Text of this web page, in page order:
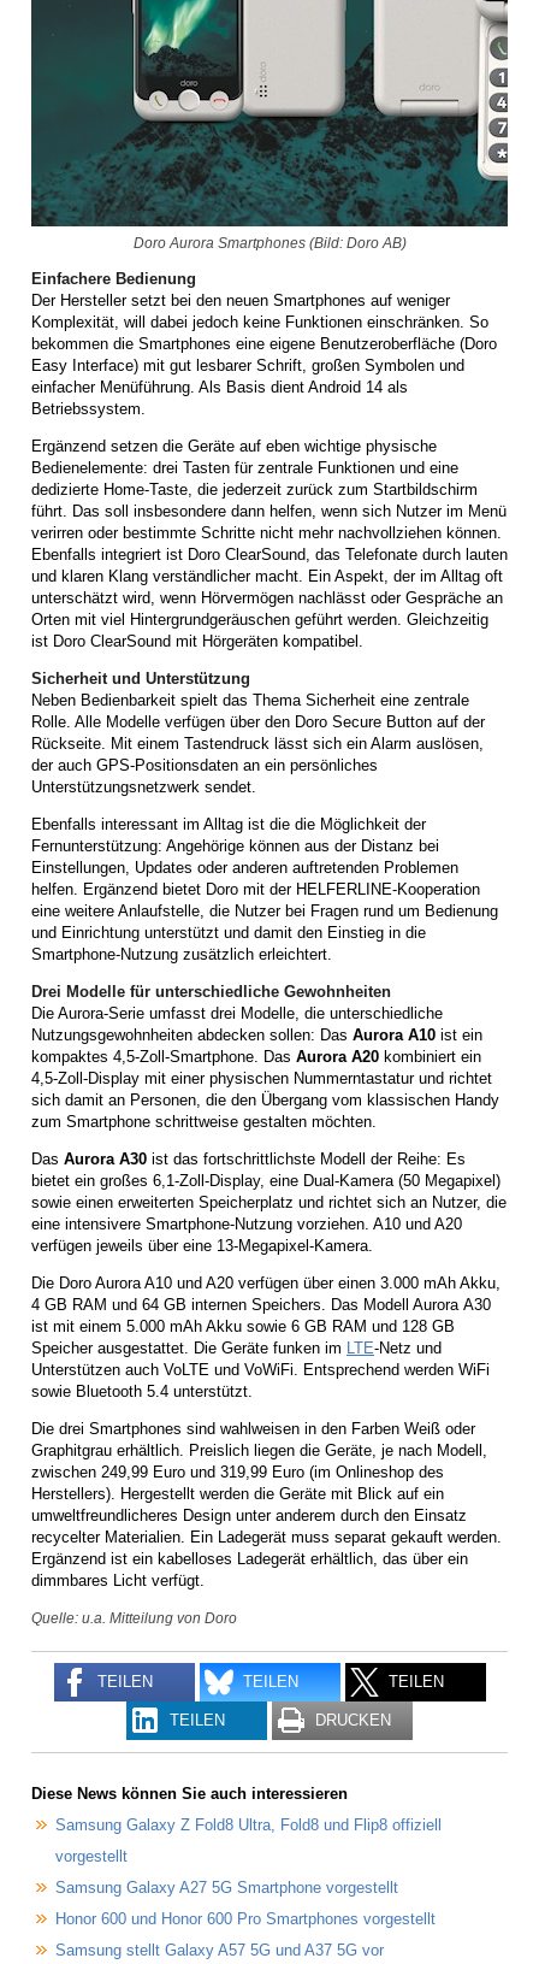
Doro Aurora Smartphones (Bild: Doro AB)
Einfachere Bedienung
Der Hersteller setzt bei den neuen Smartphones auf weniger
Komplexität, will dabei jedoch keine Funktionen einschränken. So
bekommen die Smartphones eine eigene Benutzeroberfläche (Doro
Easy Interface) mit gut lesbarer Schrift, großen Symbolen und
einfacher Menüführung. Als Basis dient Android 14 als
Betriebssystem.
Ergänzend setzen die Geräte auf eben wichtige physische
Bedienelemente: drei Tasten für zentrale Funktionen und eine
dedizierte Home-Taste, die jederzeit zurück zum Startbildschirm
führt. Das soll insbesondere dann helfen, wenn sich Nutzer im Menü
verirren oder bestimmte Schritte nicht mehr nachvollziehen können.
Ebenfalls integriert ist Doro ClearSound, das Telefonate durch lauten
und klaren Klang verständlicher macht. Ein Aspekt, der im Alltag oft
unterschätzt wird, wenn Hörvermögen nachlässt oder Gespräche an
Orten mit viel Hintergrundgeräuschen geführt werden. Gleichzeitig
ist Doro ClearSound mit Hörgeräten kompatibel.
Sicherheit und Unterstützung
Neben Bedienbarkeit spielt das Thema Sicherheit eine zentrale
Rolle. Alle Modelle verfügen über den Doro Secure Button auf der
Rückseite. Mit einem Tastendruck lässt sich ein Alarm auslösen,
der auch GPS-Positionsdaten an ein persönliches
Unterstützungsnetzwerk sendet.
Ebenfalls interessant im Alltag ist die die Möglichkeit der
Fernunterstützung: Angehörige können aus der Distanz bei
Einstellungen, Updates oder anderen auftretenden Problemen
helfen. Ergänzend bietet Doro mit der HELFERLINE-Kooperation
eine weitere Anlaufstelle, die Nutzer bei Fragen rund um Bedienung
und Einrichtung unterstützt und damit den Einstieg in die
Smartphone-Nutzung zusätzlich erleichtert.
Drei Modelle für unterschiedliche Gewohnheiten
Die Aurora-Serie umfasst drei Modelle, die unterschiedliche
Nutzungsgewohnheiten abdecken sollen: Das Aurora A10 ist ein
kompaktes 4,5-Zoll-Smartphone. Das Aurora A20 kombiniert ein
4,5-Zoll-Display mit einer physischen Nummerntastatur und richtet
sich damit an Personen, die den Übergang vom klassischen Handy
zum Smartphone schrittweise gestalten möchten.
Das Aurora A30 ist das fortschrittlichste Modell der Reihe: Es
bietet ein großes 6,1-Zoll-Display, eine Dual-Kamera (50 Megapixel)
sowie einen erweiterten Speicherplatz und richtet sich an Nutzer, die
eine intensivere Smartphone-Nutzung vorziehen. A10 und A20
verfügen jeweils über eine 13-Megapixel-Kamera.
Die Doro Aurora A10 und A20 verfügen über einen 3.000 mAh Akku,
4 GB RAM und 64 GB internen Speichers. Das Modell Aurora A30
ist mit einem 5.000 mAh Akku sowie 6 GB RAM und 128 GB
Speicher ausgestattet. Die Geräte funken im LTE-Netz und
Unterstützen auch VoLTE und VoWiFi. Entsprechend werden WiFi
sowie Bluetooth 5.4 unterstützt.
Die drei Smartphones sind wahlweisen in den Farben Weiß oder
Graphitgrau erhältlich. Preislich liegen die Geräte, je nach Modell,
zwischen 249,99 Euro und 319,99 Euro (im Onlineshop des
Herstellers). Hergestellt werden die Geräte mit Blick auf ein
umweltfreundlicheres Design unter anderem durch den Einsatz
recycelter Materialien. Ein Ladegerät muss separat gekauft werden.
Ergänzend ist ein kabelloses Ladegerät erhältlich, das über ein
dimmbares Licht verfügt.
Quelle: u.a. Mitteilung von Doro
TEILEN TEILEN TEILEN
TEILEN DRUCKEN
Diese News können Sie auch interessieren
Samsung Galaxy Z Fold8 Ultra, Fold8 und Flip8 offiziell
vorgestellt
Samsung Galaxy A27 5G Smartphone vorgestellt
Honor 600 und Honor 600 Pro Smartphones vorgestellt
Samsung stellt Galaxy A57 5G und A37 5G vor